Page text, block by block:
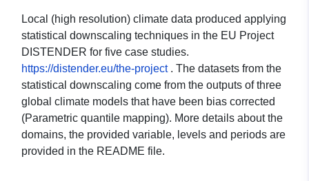
and Montados(Portugal)
(EURAF)
Local (high resolution) climate data produced applying
statistical downscaling techniques in the EU Project
DISTENDER for five case studies.
https://distender.eu/the-project. The datasets from the
statistical downscaling come from the outputs of three
global climate models that have been bias corrected
(Parametric quantile mapping). More details about the
domains, the provided variable, levels and periods are
provided in the README file.